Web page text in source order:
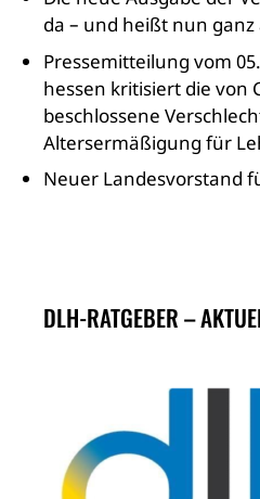
da – und heißt nun ganz
Pressemitteilung vom
hessen kritisiert die von
beschlossene
Altersermäßigung für
Neuer Landesvorstand
DLH-RATGEBER –